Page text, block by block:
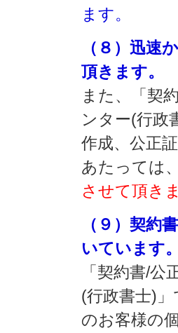
ます。
（８）迅速
頂きます。
また、「契
ンター(行政
作成、公正
あたっては
させて頂き
（９）契約
いています
「契約書/
(行政書士)
のお客様の